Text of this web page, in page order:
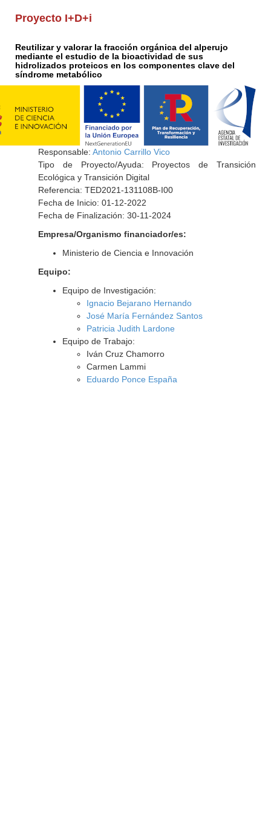
Proyecto I+D+i
Reutilizar y valorar la fracción orgánica del alperujo
mediante el estudio de la bioactividad de sus
hidrolizados proteicos en los componentes clave del
síndrome metabólico
Responsable: Antonio Carrillo Vico
Tipo de Proyecto/Ayuda: Proyectos de Transición
Ecológica y Transición Digital
Referencia: TED2021-131108B-I00
Fecha de Inicio: 01-12-2022
Fecha de Finalización: 30-11-2024
Empresa/Organismo financiador/es:
Ministerio de Ciencia e Innovación
Equipo:
Equipo de Investigación:
Ignacio Bejarano Hernando
José María Fernández Santos
Patricia Judith Lardone
Equipo de Trabajo:
Iván Cruz Chamorro
Carmen Lammi
Eduardo Ponce España